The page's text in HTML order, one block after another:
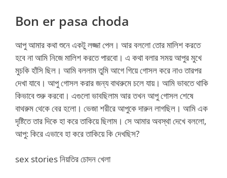
Bon er pasa choda
আপু আমার কথা শুনে একটু লজ্জা পেল। আর বললো তোর মালিশ করতে
হবে না আমি নিজে মালিশ করতে পারবো। এ কথা বলার সময় আপুর মুখে
মুচকি হাঁসি ছিল। আমি বললাম তুমি আগে গিয়ে গোসল করে নাও তারপর
দেখা যাবে। আপু গোসল করার জন্য বাথরুমে চলে যায়। আমি ভাবতে থাকি
কিভাবে শুরু করবো। এগুলো ভাবছিলাম আর তখন আপু গোসল শেষে
বাথরুম থেকে বের হলো। ভেজা শরীরে আপুকে দারুন লাগছিল। আমি এক
দৃষ্টিতে তার দিকে হা করে তাকিয়ে ছিলাম। সে আমার অবস্থা দেখে বললো,
আপু: কিরে এভাবে হা করে তাকিয়ে কি দেখছিস?
sex stories নিয়তির চোদন খেলা